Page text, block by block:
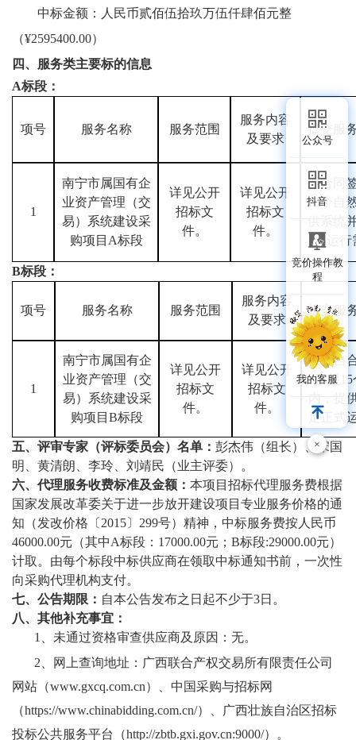
中标金额：人民币贰佰伍拾玖万伍仟肆佰元整
（¥2595400.00）
四、 服务类主要标的信息
A标段：
项号 服务名称 服务范围
服务内容
及要求
提交服
1
南宁市属国有企
业资产管理（交
易）系统建设采
购项目 A标段
详见公开
招标文
件。
详见公开
招标文
件。
自合同
15个自
供系统
运
B标段：
项号 服务名称 服务范围
服务内容
及要求
提交服
1
南宁市属国有企
业资产管理（交
易）系统建设采
购项目 B标段
详见公开
招标文
件。
详见公开
招标文
件。
项目自
日起
内，提
足正式
五、评审专家（评标委员会）名单： 彭杰伟 （组长）、宋国
明、黄清朗、李玲、刘靖民（业主评委）
。
六、代理服务收费标准及金额： 本项目招标代理服务费根据
国家发展改革委关于进一步放开建设项目专业服务价格的通
知（发改价格〔 2015〕299号）精神 ，中标服务费按人民币
46000.00元（其中A标段：17000.00元；B标段:29000.00元）
计取 。由每个标段中标供应商在领取中标通知书前，一次性
向采购代理机构支付。
七、公告期限 ： 自本公告发布之日起不少于3日。
八、其他补充事宜 ：
1、 未通过资格审查供应商及原因： 无。
2、
网上查询地址：广西联合产权交易所有限责任公司
网站（www.gxcq.com.cn）、中国采购与招标网
（https://www.chinabidding.com.cn/）、
广西壮族自治区招标
投标公共服务平台
（http://zbtb.gxi.gov.cn:9000/） 。
公众号
抖音
竞价操作教
程
我的客服
×